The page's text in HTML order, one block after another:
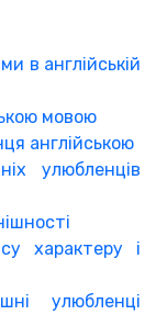
в англійській
мовою
англійською
улюбленців
характеру і
улюбленці